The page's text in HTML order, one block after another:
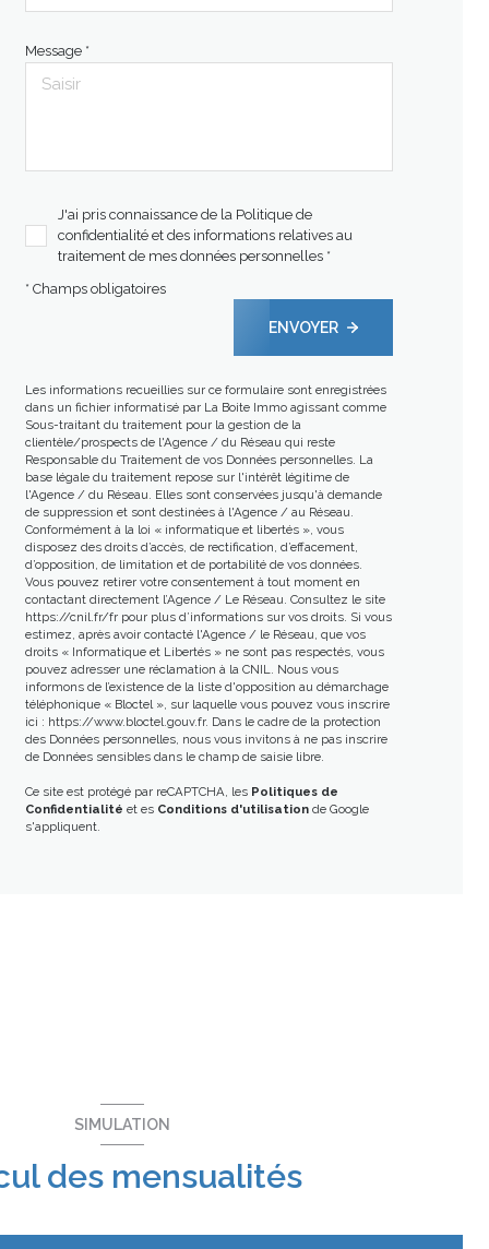
Message *
J'ai pris connaissance de la Politique de
confidentialité et des informations relatives au
traitement de mes données personnelles *
* Champs obligatoires
ENVOYER
Les informations recueillies sur ce formulaire sont enregistrées
dans un fichier informatisé par La Boite Immo agissant comme
Sous-traitant du traitement pour la gestion de la
clientèle/prospects de l'Agence / du Réseau qui reste
Responsable du Traitement de vos Données personnelles. La
base légale du traitement repose sur l'intérêt légitime de
l'Agence / du Réseau. Elles sont conservées jusqu'à demande
de suppression et sont destinées à l'Agence / au Réseau.
Conformément à la loi « informatique et libertés », vous
disposez des droits d’accès, de rectification, d’effacement,
d’opposition, de limitation et de portabilité de vos données.
Vous pouvez retirer votre consentement à tout moment en
contactant directement l’Agence / Le Réseau. Consultez le site
https://cnil.fr/frpour plus d’informations sur vos droits. Si vous
estimez, après avoir contacté l'Agence / le Réseau, que vos
droits « Informatique et Libertés » ne sont pas respectés, vous
pouvez adresser une réclamation à la CNIL. Nous vous
informons de l’existence de la liste d'opposition au démarchage
téléphonique « Bloctel », sur laquelle vous pouvez vous inscrire
ici : https://www.bloctel.gouv.fr. Dans le cadre de la protection
des Données personnelles, nous vous invitons à ne pas inscrire
de Données sensibles dans le champ de saisie libre.
Ce site est protégé par reCAPTCHA, les Politiques de
Confidentialité et es Conditions d'utilisationde Google
s'appliquent.
SIMULATION
des mensualités